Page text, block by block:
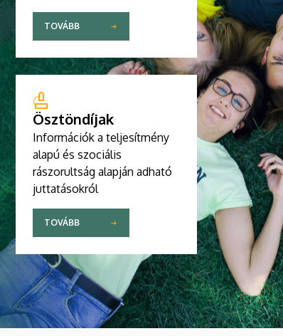
TOVÁBB
Ösztöndíjak
Információk a teljesítmény
alapú és szociális
rászorultság alapján adható
juttatásokról
TOVÁBB